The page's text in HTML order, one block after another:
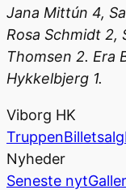
Jana Mittún 4,
Rosa Schmidt 2,
Thomsen 2. Era
Hykkelbjerg 1.
Viborg HK
TruppenBilletsalg
Nyheder
Seneste nyt